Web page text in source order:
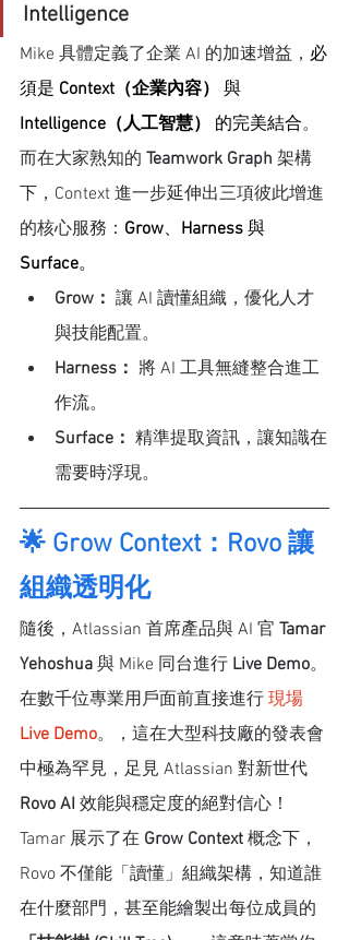
Intelligence
Mike 具體定義了企業 AI 的加速增益， 必
須是 Context（企業內容）
與
Intelligence（人工智慧）
的完美結合。
而在大家熟知的 Teamwork Graph 架構
下，Context 進一步延伸出三項彼此增進
的核心服務： Grow、 Harness 與
Surface。
Grow： 讓 AI 讀懂組織，優化人才
與技能配置。
Harness： 將 AI 工具無縫整合進工
作流。
Surface： 精準提取資訊，讓知識在
需要時浮現。
🌟 Grow Context：Rovo 讓
組織透明化
隨後，Atlassian 首席產品與 AI 官 Tamar
Yehoshua 與 Mike 同台進行 Live Demo。
在數千位專業用戶面前直接進行 現場
Live Demo。，這在大型科技廠的發表會
中極為罕見，足見 Atlassian 對新世代
Rovo AI 效能與穩定度的絕對信心！
Tamar 展示了在 Grow Context 概念下，
Rovo 不僅能「讀懂」組織架構，知道誰
在什麼部門，甚至能繪製出每位成員的